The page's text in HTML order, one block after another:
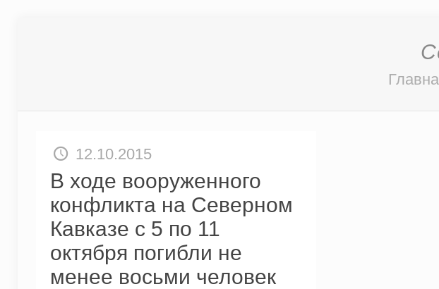
12.10.2015
В ходе вооруженного
конфликта на Северном
Кавказе с 5 по 11
октября погибли не
менее восьми человек